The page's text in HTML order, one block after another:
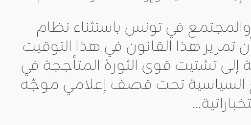
في تونس باستثناء نظام
تمرير هذا القانون في هذا التوقيت
إلى تشتيت قوى الثورة المتأججة في
السياسية تحت قصف إعلامي موجّه